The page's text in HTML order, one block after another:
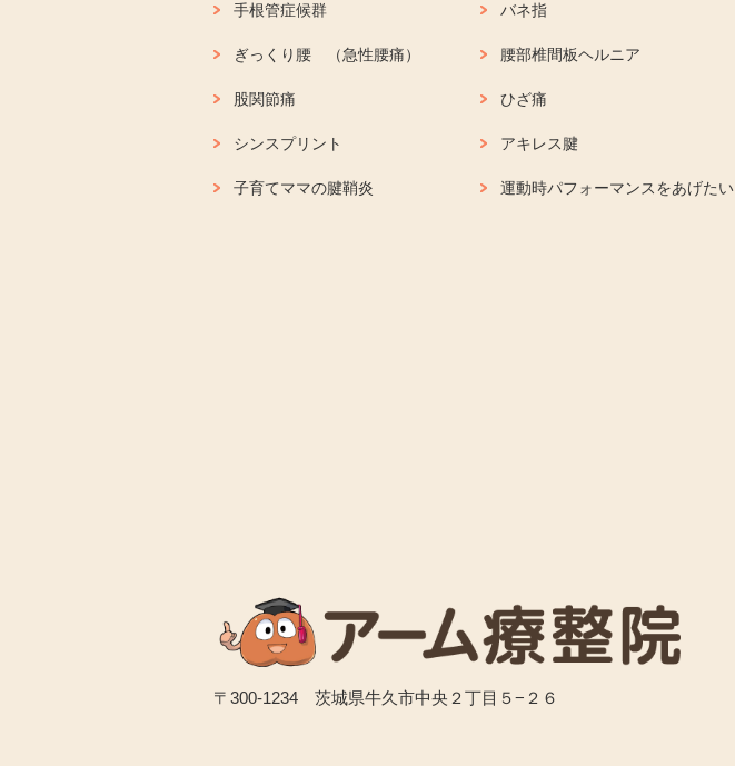
手根管症候群 バネ指
ぎっくり腰 （急性腰痛） 腰部椎間板ヘルニア
股関節痛 ひざ痛
シンスプリント アキレス腱
子育てママの腱鞘炎 運動時パフォーマンスをあげたい
〒300-1234 茨城県牛久市中央２丁目５−２６